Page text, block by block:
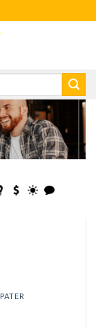
PATER